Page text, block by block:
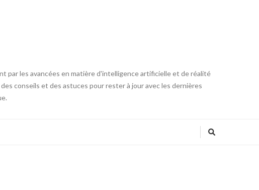
par les avancées en matière d'intelligence artificielle et de réalité
conseils et des astuces pour rester à jour avec les dernières